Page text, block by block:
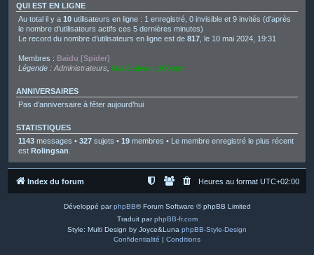
QUI EST EN LIGNE
Au total il y a 10 utilisateurs en ligne : 1 enregistré, 0 invisible et 9 invités (d’après
le nombre d’utilisateurs actifs ces 5 dernières minutes)
Le record du nombre d’utilisateurs en ligne est de 817 , le 10 mai 2024, 19:31
Membres : Baidu [Spider]
Légende : Administrateurs Modérateurs globaux
ANNIVERSAIRES
Pas d’anniversaire à fêter aujourd’hui
STATISTIQUES
1143 messages • 327 sujets • 19 membres • Le membre enregistré le plus récent
est Rolingsan
Index du forum Heures au format UTC+02:00
Développé parphpBB® Forum Software © phpBB Limited
Traduit parphpBB-fr.com
Style: Multi Design by Joyce&Luna phpBB-Style-Design
Confidentialité | Conditions